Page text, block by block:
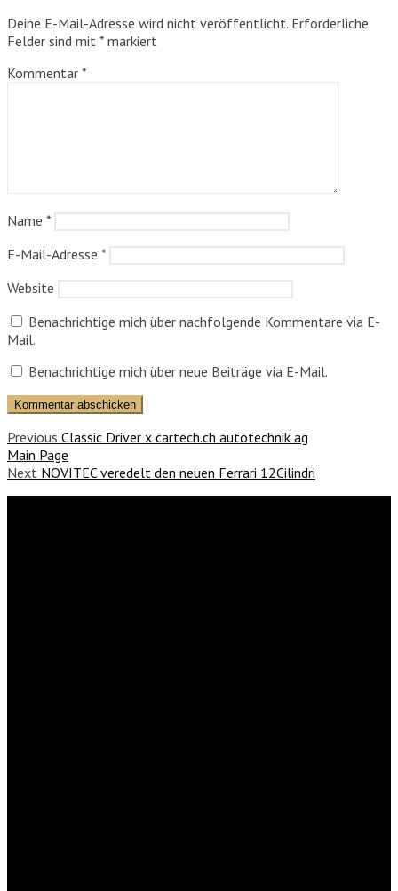
Deine E-Mail-Adresse wird nicht veröffentlicht. Erforderliche
Felder sind mit * markiert
Kommentar *
Name *
E-Mail-Adresse *
Website
Benachrichtige mich über nachfolgende Kommentare via E-
Mail.
Benachrichtige mich über neue Beiträge via E-Mail.
Previous Classic Driver x cartech.ch autotechnik ag
Main Page
Next NOVITEC veredelt den neuen Ferrari 12Cilindri